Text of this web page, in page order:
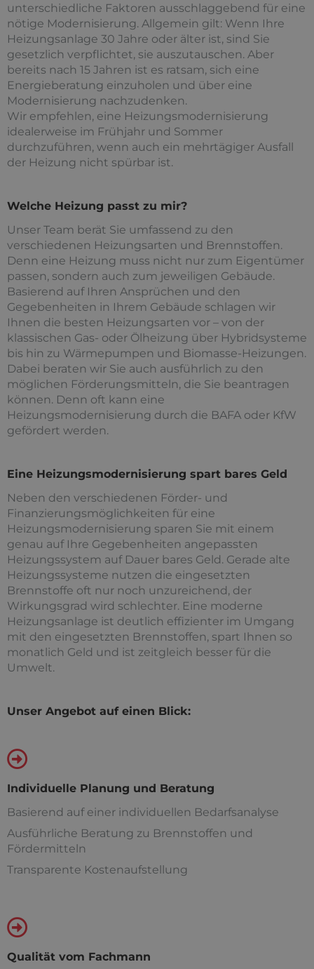
unterschiedliche Faktoren ausschlaggebend für eine
nötige Modernisierung. Allgemein gilt: Wenn Ihre
Heizungsanlage 30 Jahre oder älter ist, sind Sie
gesetzlich verpflichtet, sie auszutauschen. Aber
bereits nach 15 Jahren ist es ratsam, sich eine
Energieberatung einzuholen und über eine
Modernisierung nachzudenken.
Wir empfehlen, eine Heizungsmodernisierung
idealerweise im Frühjahr und Sommer
durchzuführen, wenn auch ein mehrtägiger Ausfall
der Heizung nicht spürbar ist.
Welche Heizung passt zu mir?
Unser Team berät Sie umfassend zu den
verschiedenen Heizungsarten und Brennstoffen.
Denn eine Heizung muss nicht nur zum Eigentümer
passen, sondern auch zum jeweiligen Gebäude.
Basierend auf Ihren Ansprüchen und den
Gegebenheiten in Ihrem Gebäude schlagen wir
Ihnen die besten Heizungsarten vor – von der
klassischen Gas- oder Ölheizung über Hybridsysteme
bis hin zu Wärmepumpen und Biomasse-Heizungen.
Dabei beraten wir Sie auch ausführlich zu den
möglichen Förderungsmitteln, die Sie beantragen
können. Denn oft kann eine
Heizungsmodernisierung durch die BAFA oder KfW
gefördert werden.
Eine Heizungsmodernisierung spart bares Geld
Neben den verschiedenen Förder- und
Finanzierungsmöglichkeiten für eine
Heizungsmodernisierung sparen Sie mit einem
genau auf Ihre Gegebenheiten angepassten
Heizungssystem auf Dauer bares Geld. Gerade alte
Heizungssysteme nutzen die eingesetzten
Brennstoffe oft nur noch unzureichend, der
Wirkungsgrad wird schlechter. Eine moderne
Heizungsanlage ist deutlich effizienter im Umgang
mit den eingesetzten Brennstoffen, spart Ihnen so
monatlich Geld und ist zeitgleich besser für die
Umwelt.
Unser Angebot auf einen Blick:
Individuelle Planung und Beratung
Basierend auf einer individuellen Bedarfsanalyse
Ausführliche Beratung zu Brennstoffen und
Fördermitteln
Transparente Kostenaufstellung
Qualität vom Fachmann